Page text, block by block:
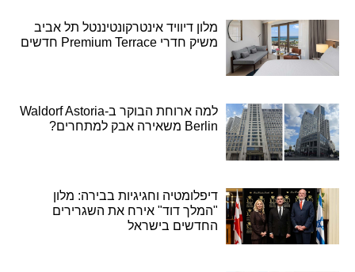
מלון דיוויד אינטרקונטיננטל תל אביב
משיק חדרי Premium Terrace חדשים
למה ארוחת הבוקר ב-Waldorf Astoria
Berlin משאירה אבק למתחרים?
דיפלומטיה וחגיגיות בבירה: מלון
"המלך דוד" אירח את השגרירים
החדשים בישראל